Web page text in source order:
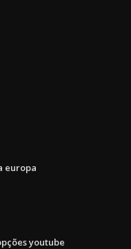
europa
youtube